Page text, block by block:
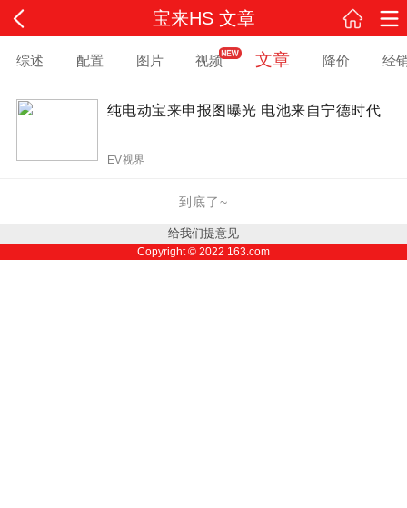
宝来HS 文章
综述 配置 图片 视频 文章 降价 经
纯电动宝来申报图曝光 电池来自宁德时代
EV视界
到底了~
给我们提意见
Copyright © 2022 163.com